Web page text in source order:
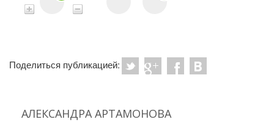
Поделиться публикацией:
АЛЕКСАНДРА АРТАМОНОВА